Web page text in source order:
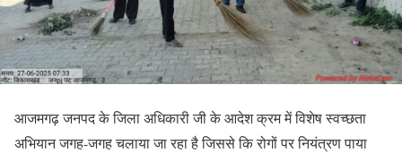
आजमगढ़ जनपद के जिला अधिकारी जी के आदेश क्रम में विशेष स्वच्छता
अभियान जगह-जगह चलाया जा रहा है जिससे कि रोगों पर नियंत्रण पाया